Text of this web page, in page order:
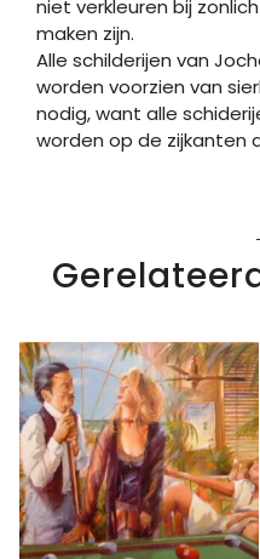
niet verkleuren bij
maken zijn.
Alle schilderijen van
worden voorzien van
nodig, want alle
worden op de zijkanten